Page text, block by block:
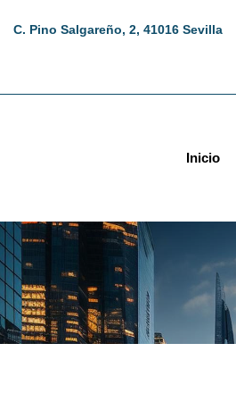
C. Pino Salgareño, 2, 41016 Sevilla
Inicio